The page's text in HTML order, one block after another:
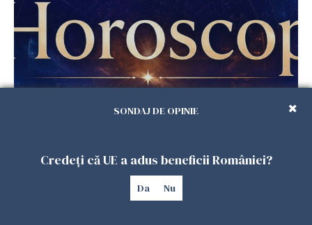
Horoscop duminică, 26 iulie. Astrele
răstoarnă calculele pentru unele zodii
SONDAJ DE OPINIE
Credeți că UE a adus beneficii României?
Da Nu